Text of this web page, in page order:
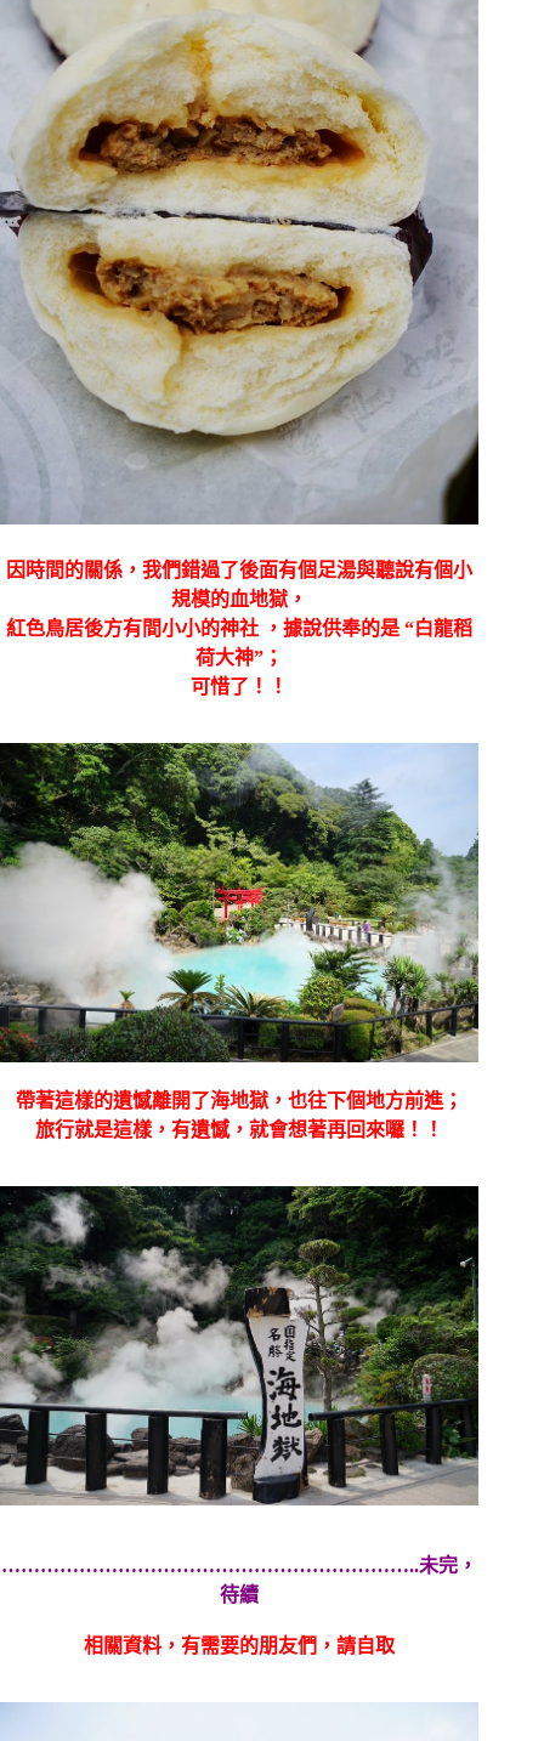
因時間的關係，我們錯過了後面有個足湯與聽說有個小
規模的血地獄，
紅色鳥居後方有間小小的神社 ，據說供奉的是 “白龍稻
荷大神”；
可惜了！！
帶著這樣的遺憾離開了海地獄，也往下個地方前進；
旅行就是這樣，有遺憾，就會想著再回來囉！！
………………………………………………………..未完，
待續
相關資料，有需要的朋友們，請自取